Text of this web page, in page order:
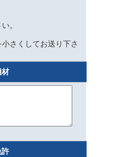
。
さくしてお送り下さ
材
許